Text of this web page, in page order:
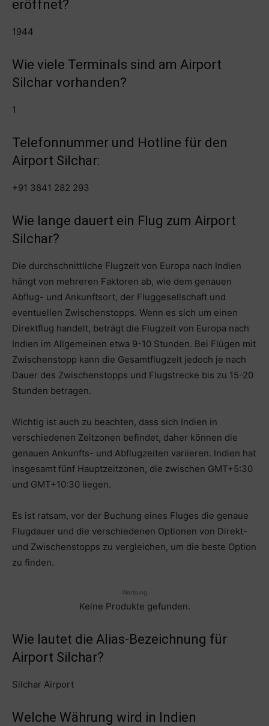
eröffnet?
1944
Wie viele Terminals sind am Airport
Silchar vorhanden?
1
Telefonnummer und Hotline für den
Airport Silchar:
+91 3841 282 293
Wie lange dauert ein Flug zum Airport
Silchar?
Die durchschnittliche Flugzeit von Europa nach Indien
hängt von mehreren Faktoren ab, wie dem genauen
Abflug- und Ankunftsort, der Fluggesellschaft und
eventuellen Zwischenstopps. Wenn es sich um einen
Direktflug handelt, beträgt die Flugzeit von Europa nach
Indien im Allgemeinen etwa 9-10 Stunden. Bei Flügen mit
Zwischenstopp kann die Gesamtflugzeit jedoch je nach
Dauer des Zwischenstopps und Flugstrecke bis zu 15-20
Stunden betragen.
Wichtig ist auch zu beachten, dass sich Indien in
verschiedenen Zeitzonen befindet, daher können die
genauen Ankunfts- und Abflugzeiten variieren. Indien hat
insgesamt fünf Hauptzeitzonen, die zwischen GMT+5:30
und GMT+10:30 liegen.
Es ist ratsam, vor der Buchung eines Fluges die genaue
Flugdauer und die verschiedenen Optionen von Direkt-
und Zwischenstopps zu vergleichen, um die beste Option
zu finden.
Werbung
Keine Produkte gefunden.
Wie lautet die Alias-Bezeichnung für
Airport Silchar?
Silchar Airport
Welche Währung wird in Indien